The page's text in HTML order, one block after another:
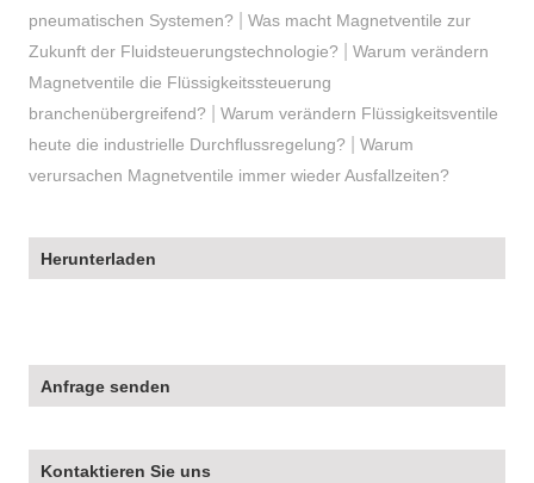
pneumatischen Systemen?
Was macht Magnetventile zur
Zukunft der Fluidsteuerungstechnologie?
Warum verändern
Magnetventile die Flüssigkeitssteuerung
branchenübergreifend?
Warum verändern Flüssigkeitsventile
heute die industrielle Durchflussregelung?
Warum
verursachen Magnetventile immer wieder Ausfallzeiten?
Herunterladen
Anfrage senden
Kontaktieren Sie uns